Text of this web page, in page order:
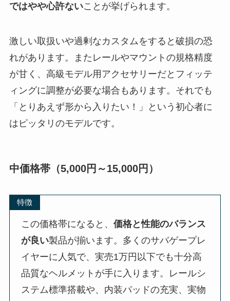
ではやや心許ないことが挙げられます。
激しい取扱いや過剰なカスタムをすると破損の恐
れがあります。またレールやマウントの規格精度
が甘く、高級モデル用アクセサリーだとフィッテ
ィングに調整が必要な場合もあります。それでも
「とりあえず形から入りたい！」という初心者に
はピッタリのモデルです。
中価格帯（5,000円～15,000円）
特徴
この価格帯になると、価格と性能のバランス
が良い製品が揃います。多くのサバゲープレ
イヤーに人気で、実売1万円以下でも十分高
品質なヘルメットが手に入ります。レールシ
ステム標準搭載や、内装パッドの充実、実物